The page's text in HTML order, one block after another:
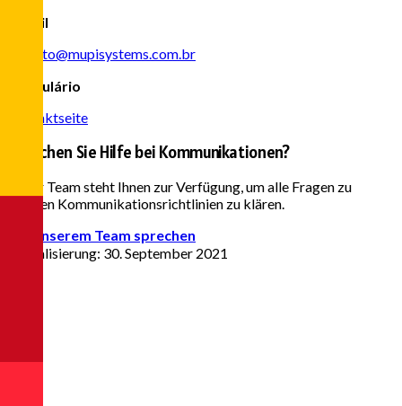
E-mail
contato@mupisystems.com.br
Formulário
Kontaktseite
Brauchen Sie Hilfe bei Kommunikationen?
Unser Team steht Ihnen zur Verfügung, um alle Fragen zu
unseren Kommunikationsrichtlinien zu klären.
Mit unserem Team sprechen
Aktualisierung: 30. September 2021